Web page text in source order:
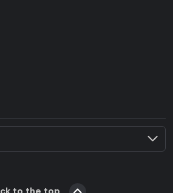
(CD Key)?
Games (CD Key)?
(CD Key)?
Connect (CD Key)?
App (CD Key)?